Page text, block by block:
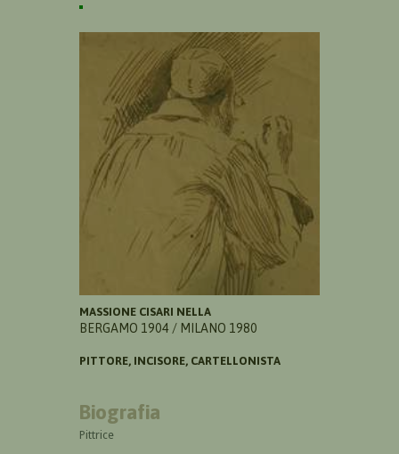
MASSIONE CISARI NELLA
BERGAMO 1904 / MILANO 1980
PITTORE, INCISORE, CARTELLONISTA
Biografia
Pittrice